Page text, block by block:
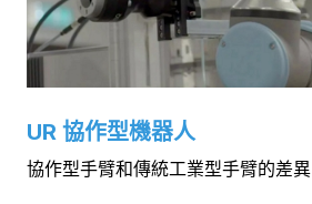
UR 協作型機器人
協作型手臂和傳統工業型手臂的差異